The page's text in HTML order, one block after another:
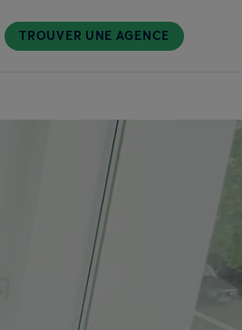
TROUVER UNE AGENCE